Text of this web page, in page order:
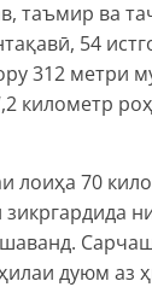
таъмир ва
54
312 метри
километр
лоиҳа 70
дуюм аз